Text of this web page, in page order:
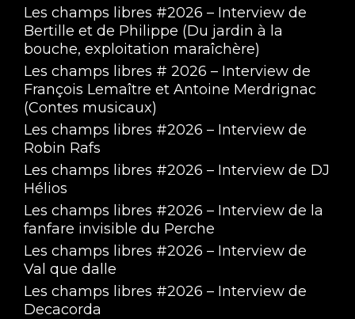
Les champs libres #2026 – Interview de
Bertille et de Philippe (Du jardin à la
bouche, exploitation maraîchère)
Les champs libres # 2026 – Interview de
François Lemaître et Antoine Merdrignac
(Contes musicaux)
Les champs libres #2026 – Interview de
Robin Rafs
Les champs libres #2026 – Interview de DJ
Hélios
Les champs libres #2026 – Interview de la
fanfare invisible du Perche
Les champs libres #2026 – Interview de
Val que dalle
Les champs libres #2026 – Interview de
Decacorda